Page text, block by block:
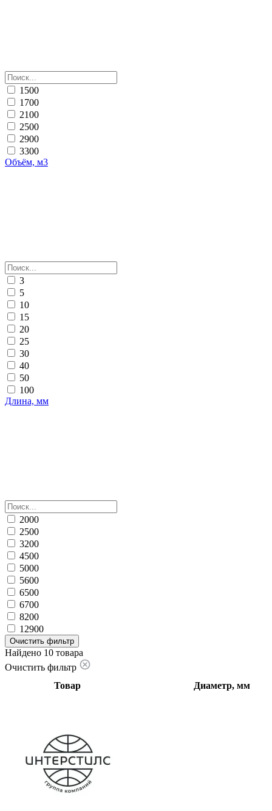
1500
1700
2100
2500
2900
3300
Объём, м3
3
5
10
15
20
25
30
40
50
100
Длина, мм
2000
2500
3200
4500
5000
5600
6500
6700
8200
12900
Очистить фильтр
Найдено 10 товара
Очистить фильтр
Товар
Диаметр, мм